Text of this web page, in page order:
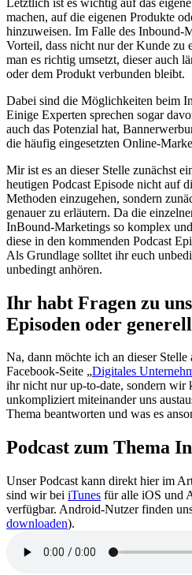
machen, auf die eigenen Produkte
hinzuweisen. Im Falle des Inbound-
Vorteil, dass nicht nur der Kunde zu
man es richtig umsetzt, dieser auch
oder dem Produkt verbunden bleibt.
Dabei sind die Möglichkeiten beim
Einige Experten sprechen sogar
auch das Potenzial hat,
die häufig eingesetzten Online-
Mir ist es an dieser Stelle zunächst
heutigen Podcast Episode nicht auf
Methoden einzugehen, sondern
genauer zu erläutern. Da die
InBound-Marketings so komplex
diese in den kommenden Podcast
Als Grundlage solltet ihr euch
unbedingt anhören.
Ihr habt Fragen zu
Episoden oder
Na, dann möchte ich an dieser Stelle
Facebook-Seite „Digitales
ihr nicht nur up-to-date, sondern wir
unkompliziert miteinander uns
Thema beantworten und was es
Podcast zum Thema
Unser Podcast kann direkt hier im
sind wir bei iTunes für alle iOS und
verfügbar. Android-Nutzer finden
downloaden).